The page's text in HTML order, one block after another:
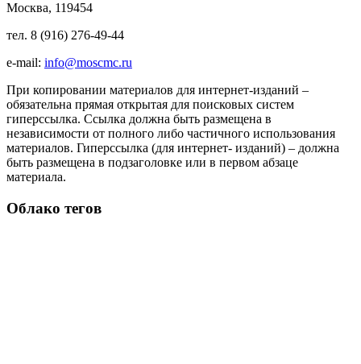
Москва, 119454
тел. 8 (916) 276-49-44
e-mail: info@moscmc.ru
При копировании материалов для интернет-изданий –
обязательна прямая открытая для поисковых систем
гиперссылка. Ссылка должна быть размещена в
независимости от полного либо частичного использования
материалов. Гиперссылка (для интернет- изданий) – должна
быть размещена в подзаголовке или в первом абзаце
материала.
Облако тегов